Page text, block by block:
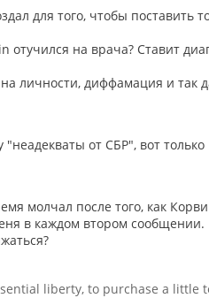
для того, чтобы
отучился на врача? Ставит
личности, диффамация и так
от СБР", вот
молчал после того, как
в каждом втором сообщении.
liberty, to purchase a